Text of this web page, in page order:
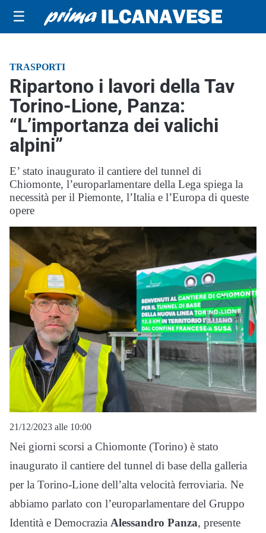
☰
TRASPORTI
Ripartono i lavori della Tav
Torino-Lione, Panza:
“L’importanza dei valichi
alpini”
E’ stato inaugurato il cantiere del tunnel di
Chiomonte, l’europarlamentare della Lega spiega la
necessità per il Piemonte, l’Italia e l’Europa di queste
opere
21/12/2023 alle 10:00
Nei giorni scorsi a Chiomonte (Torino) è stato
inaugurato il cantiere del tunnel di base della galleria
per la Torino-Lione dell’alta velocità ferroviaria. Ne
abbiamo parlato con l’europarlamentare del Gruppo
Identità e Democrazia Alessandro Panza, presente